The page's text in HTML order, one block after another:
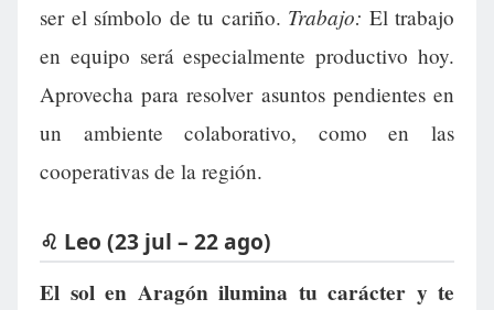
ser el símbolo de tu cariño. Trabajo: El trabajo
en equipo será especialmente productivo hoy.
Aprovecha para resolver asuntos pendientes en
un ambiente colaborativo, como en las
cooperativas de la región.
♌ Leo (23 jul – 22 ago)
El sol en Aragón ilumina tu carácter y te